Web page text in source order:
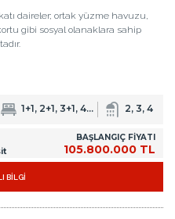
daireler; ortak yüzme havuzu,
gibi sosyal olanaklara sahip
1+1, 2+1, 3+1, 4+1, 5+1, 7+1 2, 3, 4
BAŞLANGIÇ FİYATI
105.800.000 TL
BİLGİ